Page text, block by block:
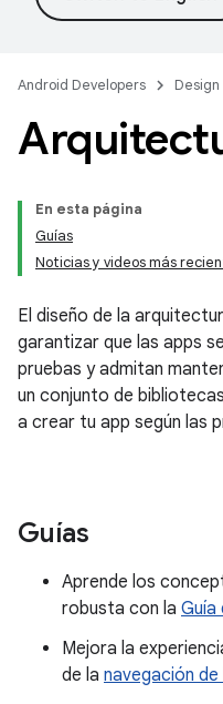
Android Developers Design
En esta página
Guías
Noticias y videos más
El diseño de la
garantizar que las apps
pruebas y admitan
un conjunto de
a crear tu app según las
Guías
Aprende los
robusta con la Guía
Mejora la
de la navegación de